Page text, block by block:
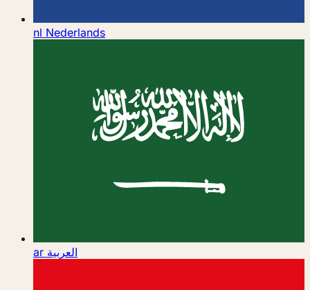
nl Nederlands
ar العربية